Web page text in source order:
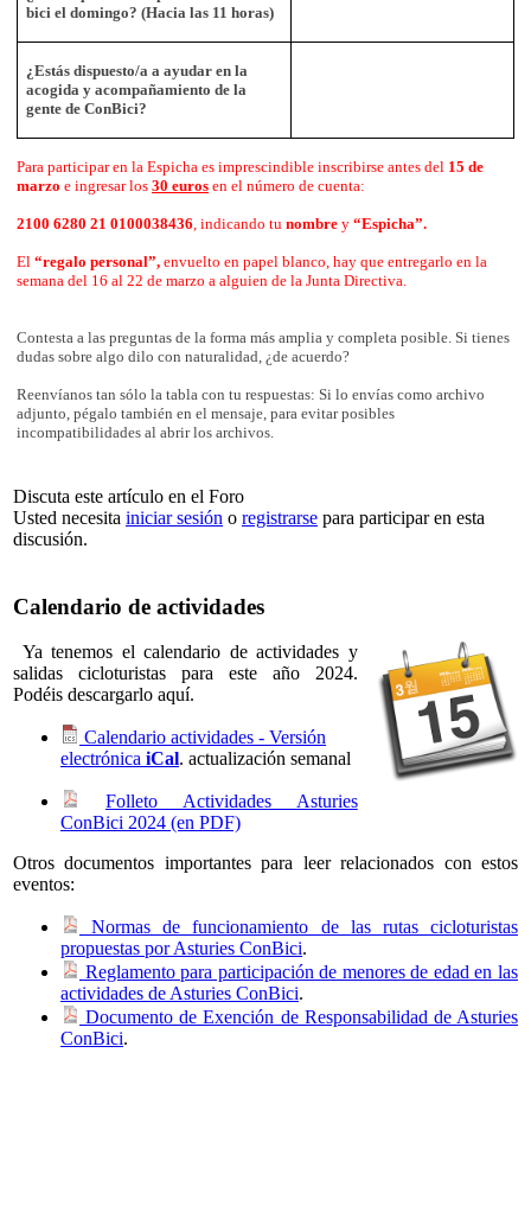
bici el domingo? (Hacia las 11 horas)
¿Estás dispuesto/a a ayudar en la
acogida y acompañamiento de la
gente de ConBici?
Para participar en la Espicha es imprescindible inscribirse antes del 15 de
marzo e ingresar los 30 euros en el número de cuenta:
2100 6280 21 0100038436, indicando tu nombre y “Espicha”.
El “regalo personal”, envuelto en papel blanco, hay que entregarlo en la
semana del 16 al 22 de marzo a alguien de la Junta Directiva.
Contesta a las preguntas de la forma más amplia y completa posible. Si tienes
dudas sobre algo dilo con naturalidad, ¿de acuerdo?
Reenvíanos tan sólo la tabla con tu respuestas: Si lo envías como archivo
adjunto, pégalo también en el mensaje, para evitar posibles
incompatibilidades al abrir los archivos.
Discuta este artículo en el Foro
Usted necesita iniciar sesión o registrarse para participar en esta
discusión.
Calendario de actividades
Ya tenemos el calendario de actividades y
salidas cicloturistas para este año 2024.
Podéis descargarlo aquí.
Calendario actividades - Versión
electrónica iCal. actualización semanal
Folleto Actividades Asturies
ConBici 2024 (en PDF)
Otros documentos importantes para leer relacionados con estos
eventos:
Normas de funcionamiento de las rutas cicloturistas
propuestas por Asturies ConBici.
Reglamento para participación de menores de edad en las
actividades de Asturies ConBici.
Documento de Exención de Responsabilidad de Asturies
ConBici.